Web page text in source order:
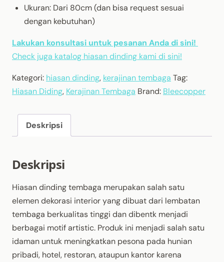
Ukuran: Dari 80cm (dan bisa request sesuai
dengan kebutuhan)
Lakukan konsultasi untuk pesanan Anda di sini!
Check juga katalog hiasan dinding kami di sini!
Kategori: hiasan dinding, kerajinan tembaga Tag:
Hiasan Diding, Kerajinan Tembaga Brand: Bleecopper
Deskripsi
Deskripsi
Hiasan dinding tembaga merupakan salah satu
elemen dekorasi interior yang dibuat dari lembatan
tembaga berkualitas tinggi dan dibentk menjadi
berbagai motif artistic. Produk ini menjadi salah satu
idaman untuk meningkatkan pesona pada hunian
pribadi, hotel, restoran, ataupun kantor karena